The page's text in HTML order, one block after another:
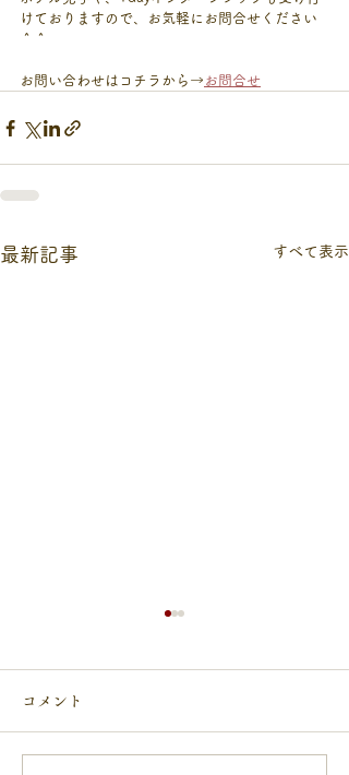
けておりますので、お気軽にお問合せください
＾＾
お問い合わせはコチラから→ お問合せ
最新記事 すべて表示
コメント